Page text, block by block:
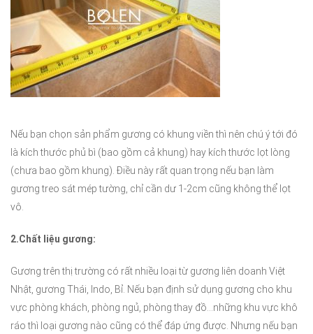
Nếu bạn chọn sản phẩm gương có khung viền thì nên chú ý tới đó
là kích thước phủ bì (bao gồm cả khung) hay kích thước lọt lòng
(chưa bao gồm khung). Điều này rất quan trọng nếu bạn làm
gương treo sát mép tường, chỉ cần dư 1-2cm cũng không thể lọt
vô.
2.Chất liệu gương:
Gương trên thị trường có rất nhiều loại từ gương liên doanh Việt
Nhật, gương Thái, Indo, Bỉ. Nếu bạn định sử dụng gương cho khu
vực phòng khách, phòng ngủ, phòng thay đồ…những khu vực khô
ráo thì loại gương nào cũng có thể đáp ứng được. Nhưng nếu bạn